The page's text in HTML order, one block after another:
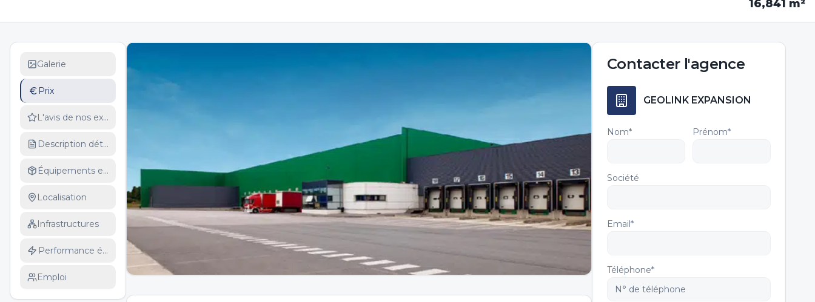
16,841 m²
Galerie
Prix
L'avis de nos experts
Description détaillée
Équipements et services
Localisation
Infrastructures
Performance énergétique
Emploi
Contacter l'agence
GEOLINK EXPANSION
Nom* Prénom*
Société
Email*
Téléphone*